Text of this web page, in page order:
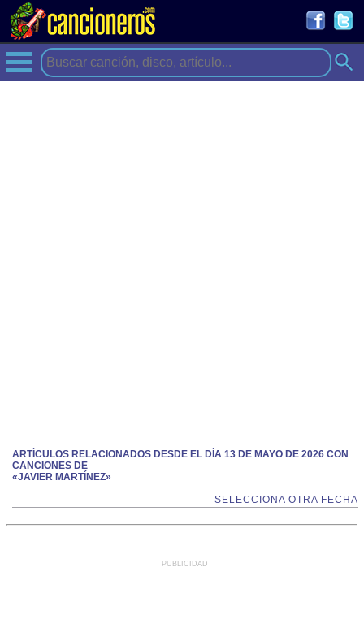
ARTÍCULOS RELACIONADOS DESDE EL DÍA 13 DE MAYO DE 2026 CON
CANCIONES DE
«JAVIER MARTÍNEZ»
SELECCIONA OTRA FECHA
PUBLICIDAD